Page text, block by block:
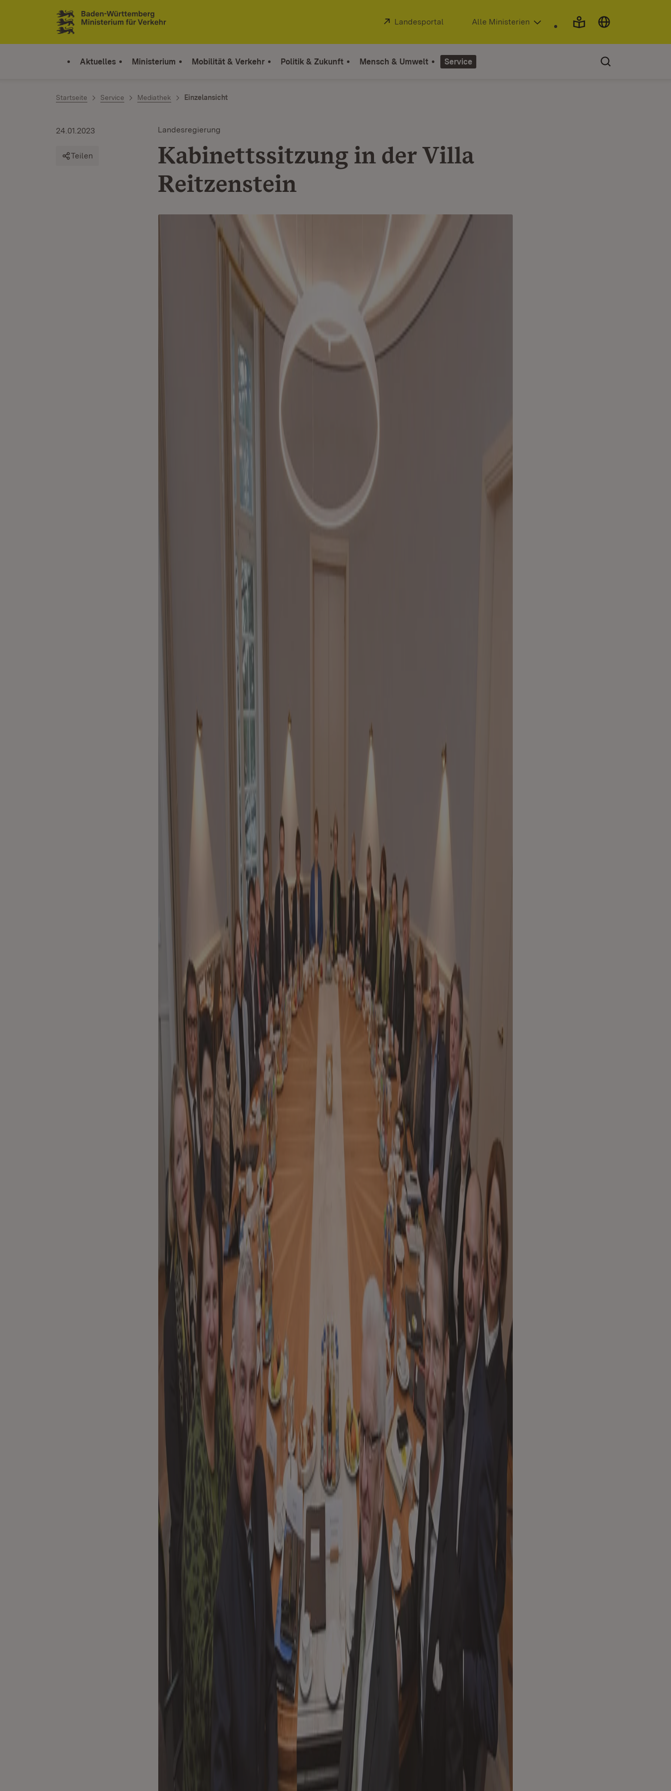
Zum Inhalt springen
Link zur Startseite
Extern:
Landesportal (Öffnet in neuem Fenster)
Alle Ministerien
Aktuelles Ministerium Mobilität & Verkehr Politik & Zukunft Mensch & Umwelt Service
Startseite Service Mediathek Einzelansicht
Landesregierung
Kabinettssitzung in der Villa
Reitzenstein
24.01.2023
Teilen